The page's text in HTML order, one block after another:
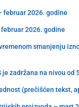
februar 2026. godine
2026. godine
smanjenju
zadržana na nivou od
(prečišćen tekst,